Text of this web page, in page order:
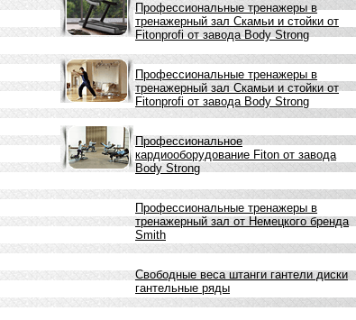
Профессиональные тренажеры в
тренажерный зал Скамьи и стойки от
Fitonprofi от завода Body Strong
Профессиональные тренажеры в
тренажерный зал Скамьи и стойки от
Fitonprofi от завода Body Strong
Профессиональное
кардиооборудование Fiton от завода
Body Strong
Профессиональные тренажеры в
тренажерный зал от Немецкого бренда
Smith
Свободные веса штанги гантели диски
гантельные ряды